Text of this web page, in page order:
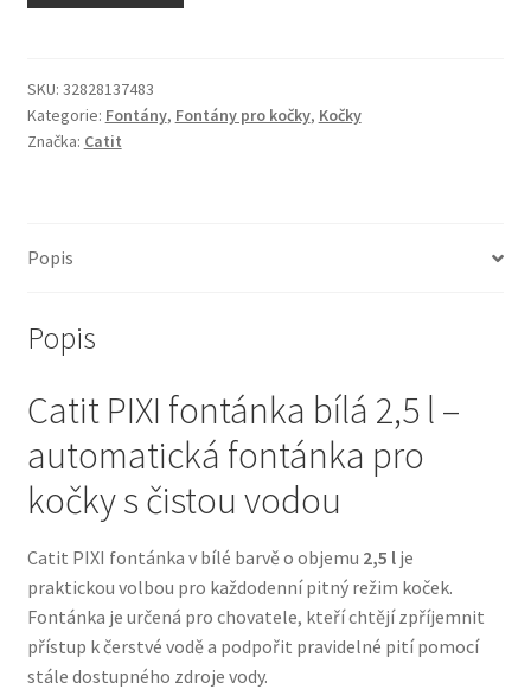
Odpočívadla pro kočky
Pamlsky pro kočky
Škrabadla pro kočky
Veterinární dieta pro kočky
Vše pro psy — Krmivo, doplňky, vybavení
Boudy a výběhy
Bozita pro psy — Švédské krmivo s nordickou kvalitou
Brit pro psy
SKU: 32828137483
Kategorie: Fontány, Fontány pro kočky, Kočky
Značka: Catit
Popis
Popis
Catit PIXI fontánka bílá 2,5 l –
automatická fontánka pro
kočky s čistou vodou
Catit PIXI fontánka v bílé barvě o objemu 2,5 lje
praktickou volbou pro každodenní pitný režim koček.
Fontánka je určená pro chovatele, kteří chtějí zpříjemnit
přístup k čerstvé vodě a podpořit pravidelné pití pomocí
stále dostupného zdroje vody.